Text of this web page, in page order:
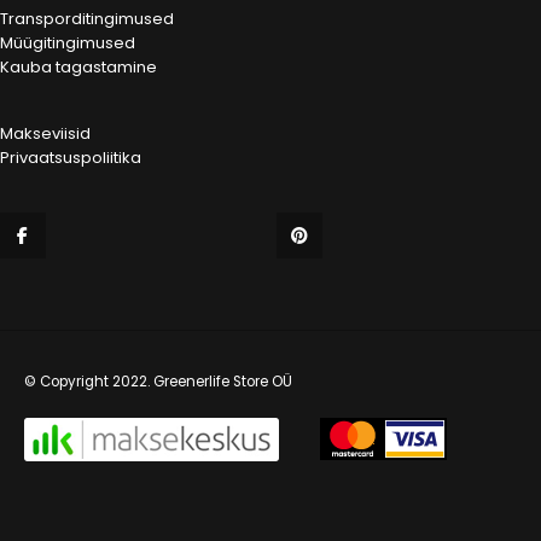
Transporditingimused
Müügitingimused
Kauba tagastamine
Makseviisid
Privaatsuspoliitika
© Copyright 2022. Greenerlife Store OÜ